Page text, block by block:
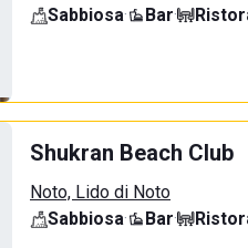
Sabbiosa· Bar·
Shukran Beach Club
Noto, Lido di Noto
Sabbiosa· Bar·